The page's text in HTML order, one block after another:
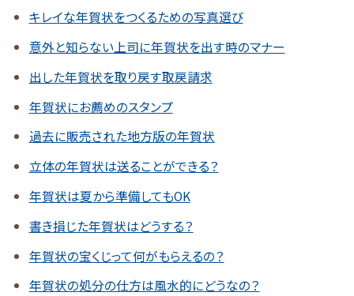
キレイな年賀状をつくるための写真選び
意外と知らない上司に年賀状を出す時のマナー
出した年賀状を取り戻す取戻請求
年賀状にお薦めのスタンプ
過去に販売された地方版の年賀状
立体の年賀状は送ることができる？
年賀状は夏から準備してもOK
書き損じた年賀状はどうする？
年賀状の宝くじって何がもらえるの？
年賀状の処分の仕方は風水的にどうなの？